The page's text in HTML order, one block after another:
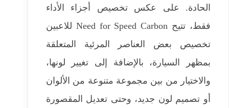
الحادة. على عكس تخصيص أجزاء الأداء
فقط، تتيح Need for Speed ​​Carbon للاعبين
تخصيص بعض العناصر المرئية المتعلقة
بمظهر السيارة، بالإضافة إلى تغيير لونها،
والاختيار من بين مجموعة متنوعة من الألوان
أو تصميم لون جديد، وحتى تعديل المقصورة